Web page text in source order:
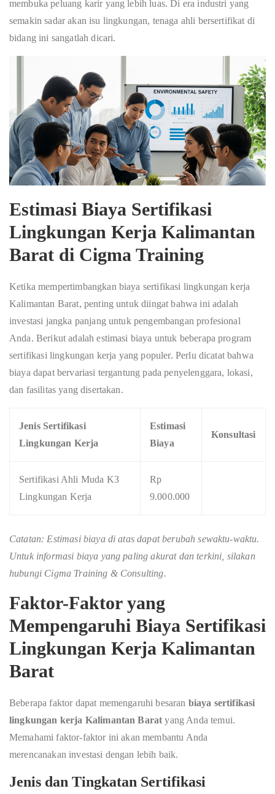
membuka peluang karir yang lebih luas. Di era industri yang
semakin sadar akan isu lingkungan, tenaga ahli bersertifikat di
bidang ini sangatlah dicari.
Estimasi Biaya Sertifikasi
Lingkungan Kerja Kalimantan
Barat di Cigma Training
Ketika mempertimbangkan biaya sertifikasi lingkungan kerja
Kalimantan Barat, penting untuk diingat bahwa ini adalah
investasi jangka panjang untuk pengembangan profesional
Anda. Berikut adalah estimasi biaya untuk beberapa program
sertifikasi lingkungan kerja yang populer. Perlu dicatat bahwa
biaya dapat bervariasi tergantung pada penyelenggara, lokasi,
dan fasilitas yang disertakan.
Jenis Sertifikasi
Lingkungan Kerja
Estimasi
Biaya
Konsultasi
Sertifikasi Ahli Muda K3
Lingkungan Kerja
Rp
9.000.000
Catatan: Estimasi biaya di atas dapat berubah sewaktu-waktu.
Untuk informasi biaya yang paling akurat dan terkini, silakan
hubungi Cigma Training & Consulting.
Faktor-Faktor yang
Mempengaruhi Biaya Sertifikasi
Lingkungan Kerja Kalimantan
Barat
Beberapa faktor dapat memengaruhi besaran biaya sertifikasi
lingkungan kerja Kalimantan Baratyang Anda temui.
Memahami faktor-faktor ini akan membantu Anda
merencanakan investasi dengan lebih baik.
Jenis dan Tingkatan Sertifikasi